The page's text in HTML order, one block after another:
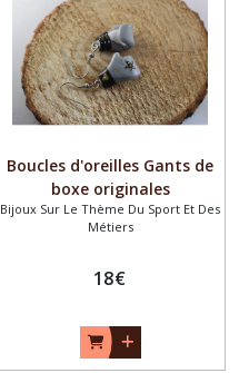
Boucles d'oreilles Gants de
boxe originales
Bijoux Sur Le Thème Du Sport Et Des
Métiers
18€